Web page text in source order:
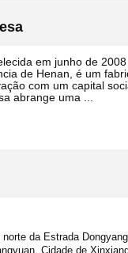
em junho de
de Henan, é um
com um capital
abrange uma ...
norte da Estrada
Cidade de